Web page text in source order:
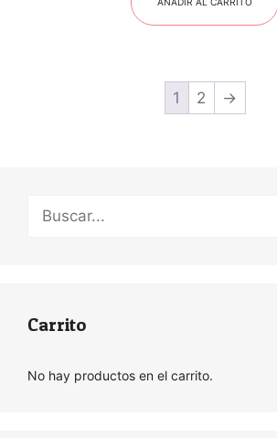
1 2 →
Buscar:
Carrito
No hay productos en el carrito.